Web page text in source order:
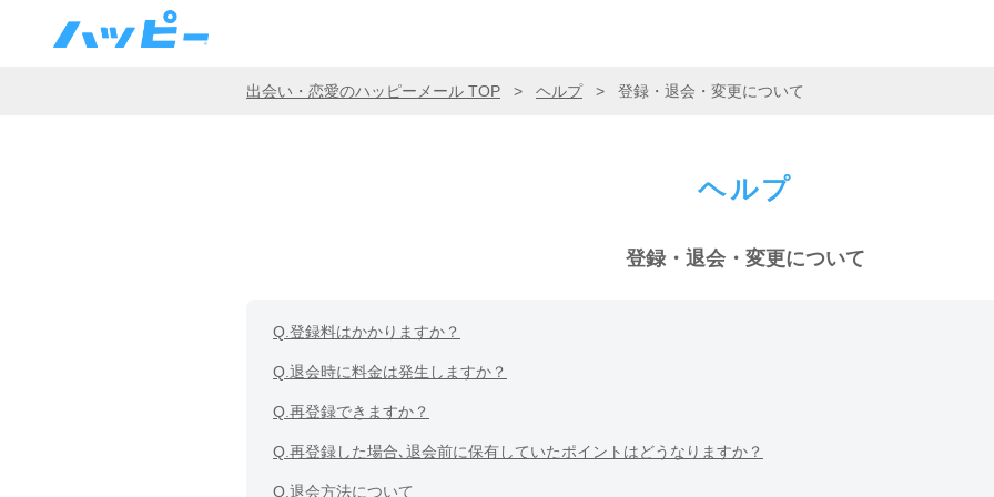
出会い・恋愛のハッピーメール TOP > ヘルプ > 登録・退会・変更について
ヘルプ
登録・退会・変更について
Q. 登録料はかかりますか？
Q. 退会時に料金は発生しますか？
Q. 再登録できますか？
Q. 再登録した場合､退会前に保有していたポイントはどうなりますか？
Q. 退会方法について